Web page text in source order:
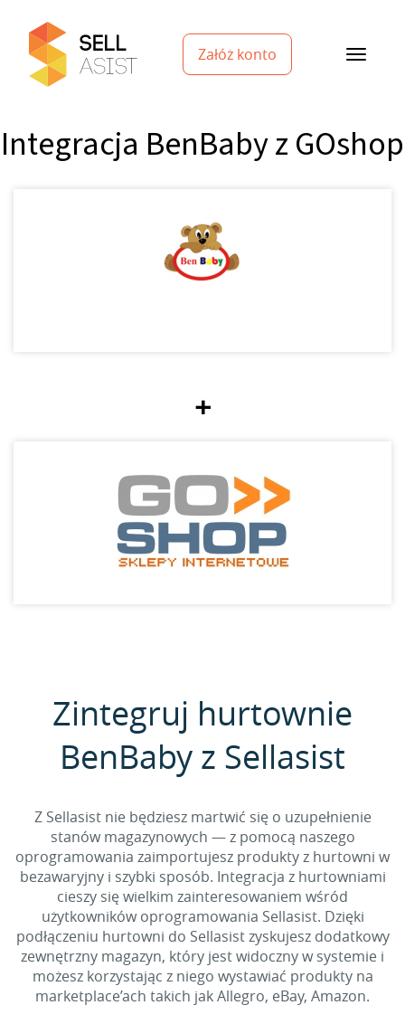
Załóż konto
Integracja BenBaby z GOshop
+
Zintegruj hurtownie
BenBaby z Sellasist
Z Sellasist nie będziesz martwić się o uzupełnienie
stanów magazynowych — z pomocą naszego
oprogramowania zaimportujesz produkty z hurtowni w
bezawaryjny i szybki sposób. Integracja z hurtowniami
cieszy się wielkim zainteresowaniem wśród
użytkowników oprogramowania Sellasist. Dzięki
podłączeniu hurtowni do Sellasist zyskujesz dodatkowy
zewnętrzny magazyn, który jest widoczny w systemie i
możesz korzystając z niego wystawiać produkty na
marketplace’ach takich jak Allegro, eBay, Amazon.